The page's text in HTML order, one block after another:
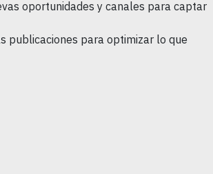
oportunidades y canales para captar
publicaciones para optimizar lo que